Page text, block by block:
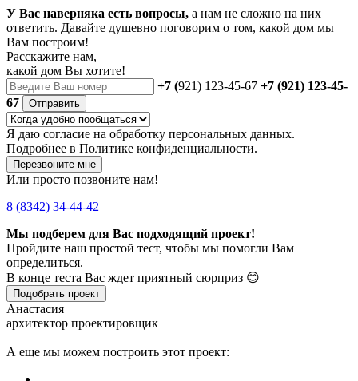
У Вас наверняка есть вопросы, а нам не сложно на них
ответить. Давайте душевно поговорим о том, какой дом мы
Вам построим!
Расскажите нам,
какой дом Вы хотите!
+7 (921) 123-45-67 +7 (921) 123-45-
67
Отправить
Я даю согласие на обработку персональных данных.
Подробнее в Политике конфиденциальности.
Перезвоните мне
Или просто позвоните нам!
8 (8342) 34-44-42
Мы подберем для Вас подходящий проект!
Пройдите наш простой тест, чтобы мы помогли Вам
определиться.
В конце теста Вас ждет приятный сюрприз 😊
Подобрать проект
Анастасия
архитектор проектировщик
А еще мы можем построить этот проект: